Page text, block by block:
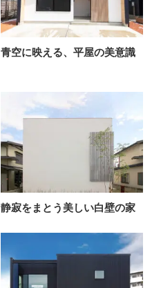
青空に映える、平屋の美意識
静寂をまとう美しい白壁の家